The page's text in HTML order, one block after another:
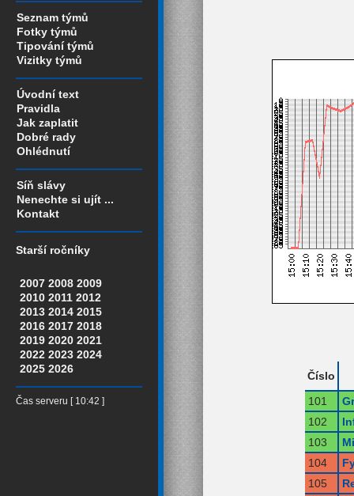
Seznam týmů
Fotky týmů
Tipování týmů
Vizitky týmů
Úvodní text
Pravidla
Jak zaplatit
Dobré rady
Ohlédnutí
Síň slávy
Nenechte si ujít ...
Kontakt
Starší ročníky
2007 2008 2009
2010 2011 2012
2013 2014 2015
2016 2017 2018
2019 2020 2021
2022 2023 2024
2025 2026
Čas serveru [ 10:42 ]
Číslo
101
102
103
104
105